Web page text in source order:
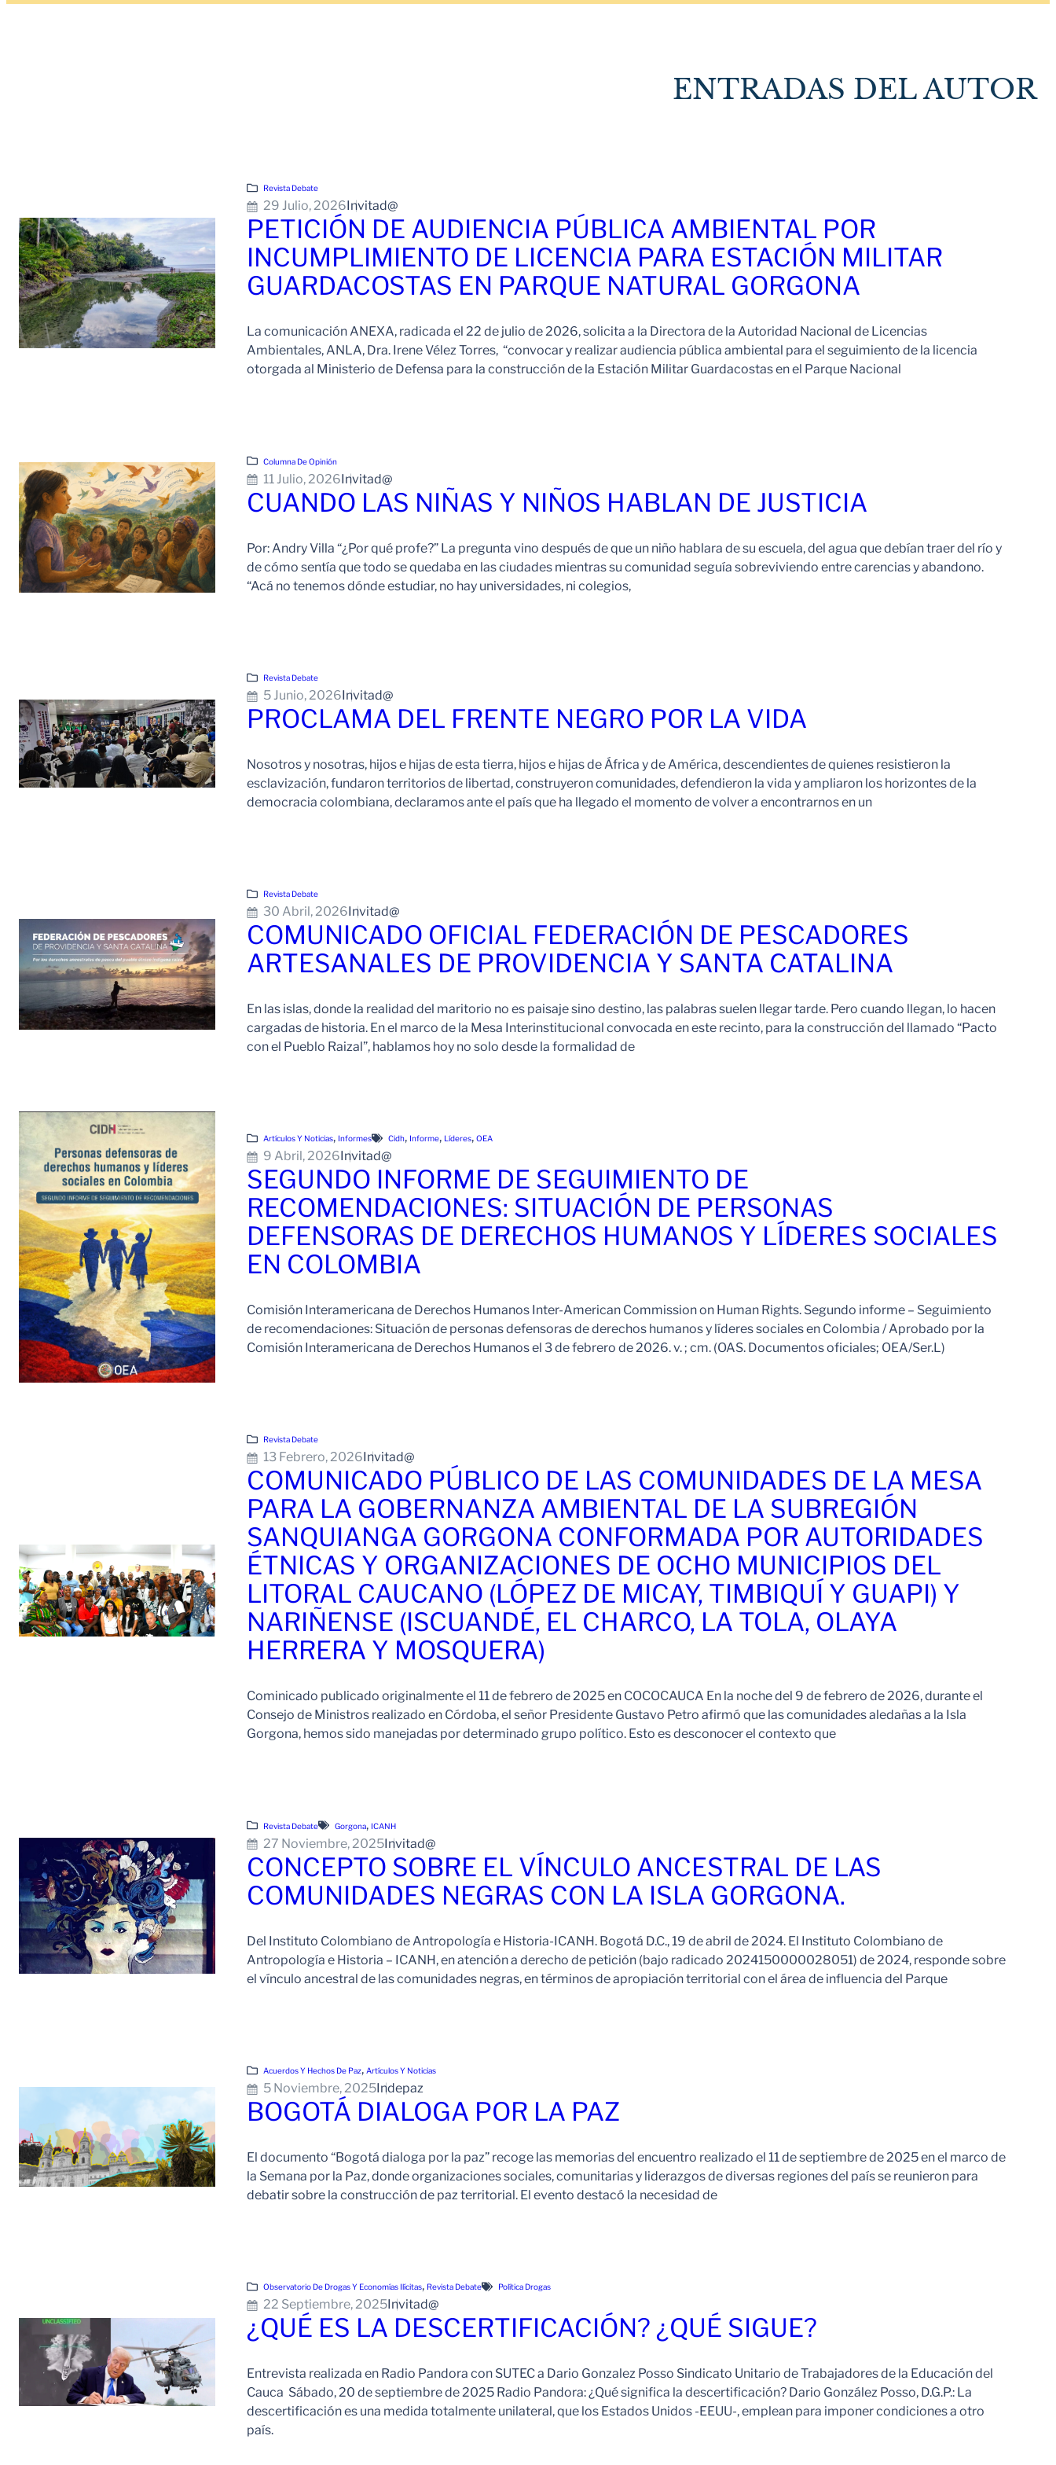
ENTRADAS DEL AUTOR
Revista Debate
29 Julio, 2026Invitad@
PETICIÓN DE AUDIENCIA PÚBLICA AMBIENTAL POR
INCUMPLIMIENTO DE LICENCIA PARA ESTACIÓN MILITAR
GUARDACOSTAS EN PARQUE NATURAL GORGONA
La comunicación ANEXA, radicada el 22 de julio de 2026, solicita a la Directora de la Autoridad Nacional de Licencias
Ambientales, ANLA, Dra. Irene Vélez Torres, “convocar y realizar audiencia pública ambiental para el seguimiento de la licencia
otorgada al Ministerio de Defensa para la construcción de la Estación Militar Guardacostas en el Parque Nacional
Columna De Opinión
11 Julio, 2026Invitad@
CUANDO LAS NIÑAS Y NIÑOS HABLAN DE JUSTICIA
Por: Andry Villa “¿Por qué profe?” La pregunta vino después de que un niño hablara de su escuela, del agua que debían traer del río y
de cómo sentía que todo se quedaba en las ciudades mientras su comunidad seguía sobreviviendo entre carencias y abandono.
“Acá no tenemos dónde estudiar, no hay universidades, ni colegios,
Revista Debate
5 Junio, 2026Invitad@
PROCLAMA DEL FRENTE NEGRO POR LA VIDA
Nosotros y nosotras, hijos e hijas de esta tierra, hijos e hijas de África y de América, descendientes de quienes resistieron la
esclavización, fundaron territorios de libertad, construyeron comunidades, defendieron la vida y ampliaron los horizontes de la
democracia colombiana, declaramos ante el país que ha llegado el momento de volver a encontrarnos en un
Revista Debate
30 Abril, 2026Invitad@
COMUNICADO OFICIAL FEDERACIÓN DE PESCADORES
ARTESANALES DE PROVIDENCIA Y SANTA CATALINA
En las islas, donde la realidad del maritorio no es paisaje sino destino, las palabras suelen llegar tarde. Pero cuando llegan, lo hacen
cargadas de historia. En el marco de la Mesa Interinstitucional convocada en este recinto, para la construcción del llamado “Pacto
con el Pueblo Raizal”, hablamos hoy no solo desde la formalidad de
Artículos Y Noticias, Informes Cidh, Informe, Líderes, OEA
9 Abril, 2026Invitad@
SEGUNDO INFORME DE SEGUIMIENTO DE
RECOMENDACIONES: SITUACIÓN DE PERSONAS
DEFENSORAS DE DERECHOS HUMANOS Y LÍDERES SOCIALES
EN COLOMBIA
Comisión Interamericana de Derechos Humanos Inter-American Commission on Human Rights. Segundo informe – Seguimiento
de recomendaciones: Situación de personas defensoras de derechos humanos y líderes sociales en Colombia / Aprobado por la
Comisión Interamericana de Derechos Humanos el 3 de febrero de 2026. v. ; cm. (OAS. Documentos oficiales; OEA/Ser.L)
Revista Debate
13 Febrero, 2026Invitad@
COMUNICADO PÚBLICO DE LAS COMUNIDADES DE LA MESA
PARA LA GOBERNANZA AMBIENTAL DE LA SUBREGIÓN
SANQUIANGA GORGONA CONFORMADA POR AUTORIDADES
ÉTNICAS Y ORGANIZACIONES DE OCHO MUNICIPIOS DEL
LITORAL CAUCANO (LÓPEZ DE MICAY, TIMBIQUÍ Y GUAPI) Y
NARIÑENSE (ISCUANDÉ, EL CHARCO, LA TOLA, OLAYA
HERRERA Y MOSQUERA)
Cominicado publicado originalmente el 11 de febrero de 2025 en COCOCAUCA En la noche del 9 de febrero de 2026, durante el
Consejo de Ministros realizado en Córdoba, el señor Presidente Gustavo Petro afirmó que las comunidades aledañas a la Isla
Gorgona, hemos sido manejadas por determinado grupo político. Esto es desconocer el contexto que
Revista Debate Gorgona, ICANH
27 Noviembre, 2025Invitad@
CONCEPTO SOBRE EL VÍNCULO ANCESTRAL DE LAS
COMUNIDADES NEGRAS CON LA ISLA GORGONA.
Del Instituto Colombiano de Antropología e Historia-ICANH. Bogotá D.C., 19 de abril de 2024. El Instituto Colombiano de
Antropología e Historia – ICANH, en atención a derecho de petición (bajo radicado 2024150000028051) de 2024, responde sobre
el vínculo ancestral de las comunidades negras, en términos de apropiación territorial con el área de influencia del Parque
Acuerdos Y Hechos De Paz, Artículos Y Noticias
5 Noviembre, 2025Indepaz
BOGOTÁ DIALOGA POR LA PAZ
El documento “Bogotá dialoga por la paz” recoge las memorias del encuentro realizado el 11 de septiembre de 2025 en el marco de
la Semana por la Paz, donde organizaciones sociales, comunitarias y liderazgos de diversas regiones del país se reunieron para
debatir sobre la construcción de paz territorial. El evento destacó la necesidad de
Observatorio De Drogas Y Economías Ilícitas, Revista Debate Política Drogas
22 Septiembre, 2025Invitad@
¿QUÉ ES LA DESCERTIFICACIÓN? ¿QUÉ SIGUE?
Entrevista realizada en Radio Pandora con SUTEC a Dario Gonzalez Posso Sindicato Unitario de Trabajadores de la Educación del
Cauca Sábado, 20 de septiembre de 2025 Radio Pandora: ¿Qué significa la descertificación? Dario González Posso, D.G.P.: La
descertificación es una medida totalmente unilateral, que los Estados Unidos -EEUU-, emplean para imponer condiciones a otro
país.